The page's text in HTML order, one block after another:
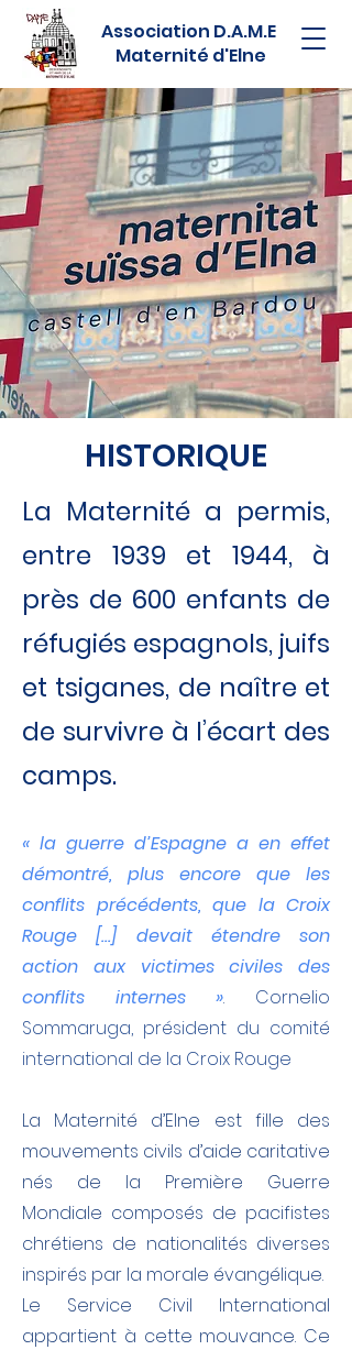
Association D.A.M.E
Maternité d'Elne
HISTORIQUE
La Maternité a permis,
entre 1939 et 1944, à
près de 600 enfants de
réfugiés espagnols, juifs
et tsiganes, de naître et
de survivre à l’écart des
camps.
« la guerre d’Espagne a en effet
démontré, plus encore que les
conflits précédents, que la Croix
Rouge […] devait étendre son
action aux victimes civiles des
conflits internes ». Cornelio
Sommaruga, président du comité
international de la Croix Rouge
La Maternité d’Elne est fille des
mouvements civils d’aide caritative
nés de la Première Guerre
Mondiale composés de pacifistes
chrétiens de nationalités diverses
inspirés par la morale évangélique.
Le Service Civil International
appartient à cette mouvance. Ce